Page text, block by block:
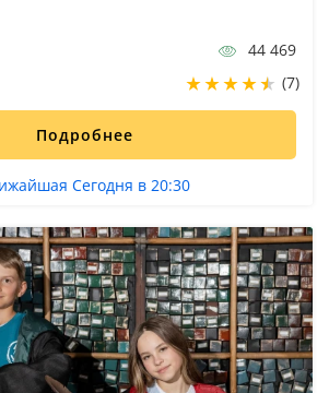
44 469
(7)
Подробнее
Сегодня в 20:30